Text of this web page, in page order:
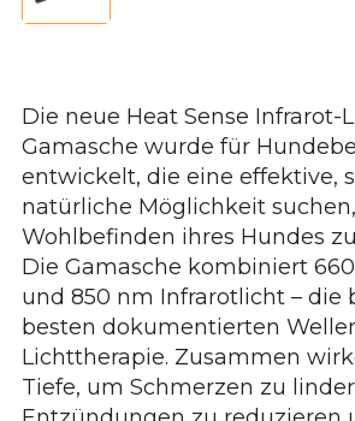
Die neue Heat Sense Infrarot-
Gamasche wurde für
entwickelt, die eine effektive,
natürliche Möglichkeit
Wohlbefinden ihres Hundes
Die Gamasche kombiniert
und 850 nm Infrarotlicht – die
besten dokumentierten
Lichttherapie. Zusammen
Tiefe, um Schmerzen zu